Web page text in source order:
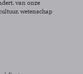
van onze
wetenschap